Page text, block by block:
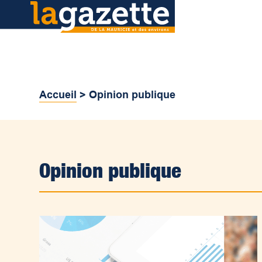
Accueil >Opinion publique
Opinion publique